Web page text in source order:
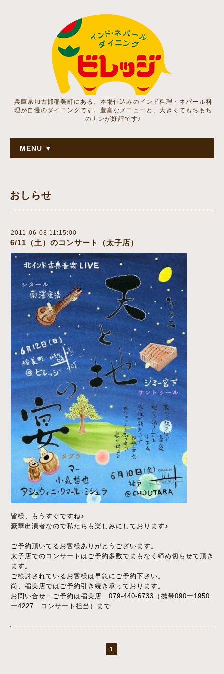
兵庫県加古郡稲美町にある、本場仕込みのインド料理・ネパール料
理が自慢のダイニングです。豊富なメニューと、大きくてもちもち
のナンが好評です♪
MENU ▼
おしらせ
2011-06-08 11:15:00
6/11（土）のコンサート（太子店）
皆様、もうすぐですね♪
豪華出演者なので私たちも楽しみにしております♪
ご予約頂いてるお客様ありがとうございます。
太子店でのコンサートはご予約多数でまもなく締め切らせて頂き
ます。
ご検討されているお客様は早急にご予約下さい。
尚、稲美店ではご予約引き続き承っております。
お問い合せ・ご予約は稲美店 079-440-6733（携帯090ー1950
ー4227 コンサート担当）まで
1